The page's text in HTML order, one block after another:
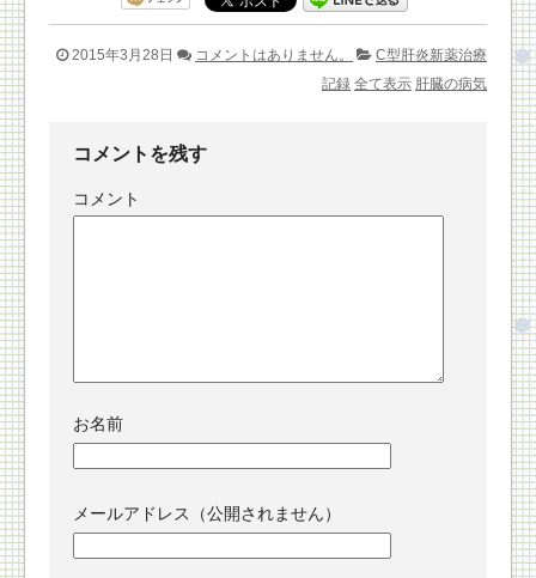
2015年3月28日 コメントはありません。
C型肝炎新薬治療
記録 全て表示 肝臓の病気
コメントを残す
コメント
お名前
メールアドレス（公開されません）